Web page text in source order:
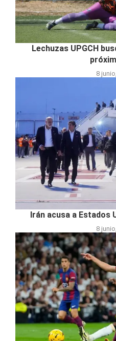
Lechuzas UPGCH
8
Irán acusa a Estados
8